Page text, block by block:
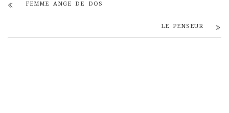
FEMME ANGE DE DOS
LE PENSEUR